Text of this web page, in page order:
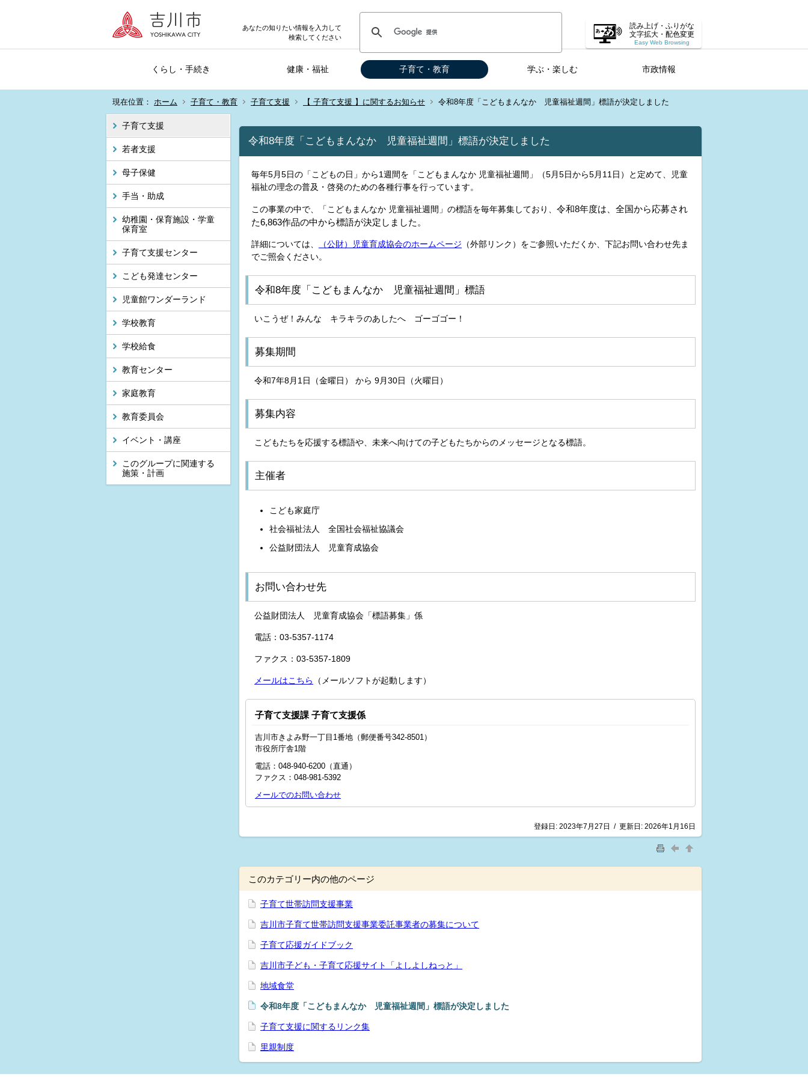
あなたの知りたい情報を入力して
検索してください
読み上げ・ふりがな
文字拡大・配色変更
Easy Web Browsing
くらし・手続き 健康・福祉 子育て・教育 学ぶ・楽しむ 市政情報
現在位置： ホーム 子育て・教育 子育て支援 【 子育て支援 】に関するお知らせ 令和8年度「こどもまんなか 児童福祉週間」標語が決定しました
子育て支援
若者支援
母子保健
手当・助成
幼稚園・保育施設・学童
保育室
子育て支援センター
こども発達センター
児童館ワンダーランド
学校教育
学校給食
教育センター
家庭教育
教育委員会
イベント・講座
このグループに関連する
施策・計画
令和8年度「こどもまんなか 児童福祉週間」標語が決定しました
毎年5月5日の「こどもの日」から1週間を「こどもまんなか 児童福祉週間」（5月5日から5月11日）と定めて、児童
福祉の理念の普及・啓発のための各種行事を行っています。
この事業の中で、「こどもまんなか 児童福祉週間」の標語を毎年募集しており、 令和8年度は、全国から応募され
た6,863作品の中から標語が決定しました。
詳細については、 （公財）児童育成協会のホームページ （外部リンク）をご参照いただくか、下記お問い合わせ先ま
でご照会ください。
令和8年度「こどもまんなか 児童福祉週間」標語
いこうぜ！みんな キラキラのあしたへ ゴーゴゴー！
募集期間
令和7年8月1日（金曜日） から 9月30日（火曜日）
募集内容
こどもたちを応援する標語や、未来へ向けての子どもたちからのメッセージとなる標語。
主催者
こども家庭庁
社会福祉法人 全国社会福祉協議会
公益財団法人 児童育成協会
お問い合わせ先
公益財団法人 児童育成協会「標語募集」係
電話：03-5357-1174
ファクス：03-5357-1809
メールはこちら （メールソフトが起動します）
子育て支援課 子育て支援係
吉川市きよみ野一丁目1番地（郵便番号342-8501）
市役所庁舎1階
電話：048-940-6200（直通）
ファクス：048‐981‐5392
メールでのお問い合わせ
登録日: 2023年7月27日 / 更新日: 2026年1月16日
このカテゴリー内の他のページ
子育て世帯訪問支援事業
吉川市子育て世帯訪問支援事業委託事業者の募集について
子育て応援ガイドブック
吉川市子ども・子育て応援サイト「よしよしねっと」
地域食堂
令和8年度「こどもまんなか 児童福祉週間」標語が決定しました
子育て支援に関するリンク集
里親制度